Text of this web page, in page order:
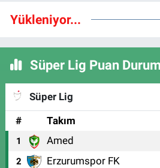
Yükleniyor...
Süper Lig Puan
Süper Lig
#
Takım
1 Amed
2 Erzurumspor FK